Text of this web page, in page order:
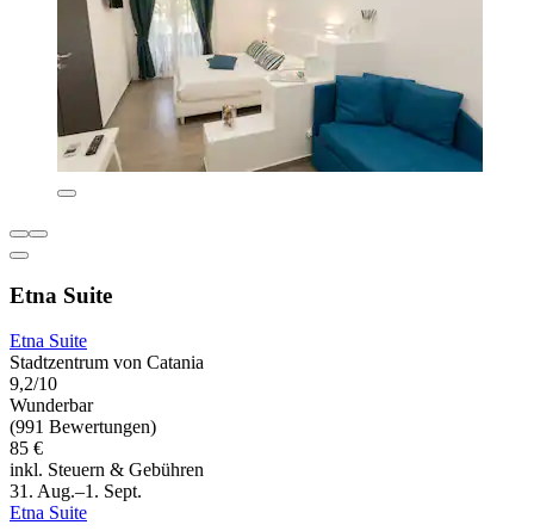
Etna Suite
Etna Suite
Stadtzentrum von Catania
9,2/10
Wunderbar
(991 Bewertungen)
85 €
inkl. Steuern & Gebühren
31. Aug.–1. Sept.
Etna Suite